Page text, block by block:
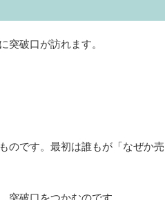
破口が訪れます。
のです。最初は誰もが「なぜか売